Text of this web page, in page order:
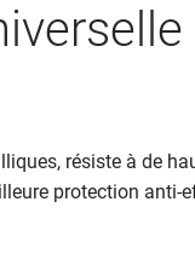
résiste à de
protection anti-